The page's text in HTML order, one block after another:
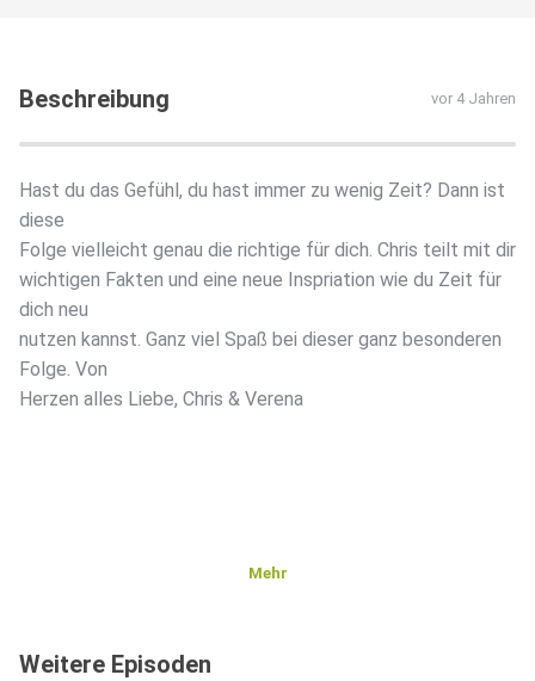
Beschreibung vor 4 Jahren
Hast du das Gefühl, du hast immer zu wenig Zeit? Dann ist
diese
Folge vielleicht genau die richtige für dich. Chris teilt mit dir
wichtigen Fakten und eine neue Inspriation wie du Zeit für
dich neu
nutzen kannst. Ganz viel Spaß bei dieser ganz besonderen
Folge. Von
Herzen alles Liebe, Chris & Verena
Mehr
Weitere Episoden